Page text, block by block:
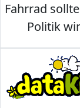
Fahrrad
Politik